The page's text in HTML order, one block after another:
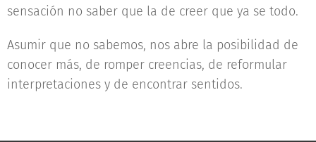
sensación no saber que la de creer que ya se todo.
Asumir que no sabemos, nos abre la posibilidad de
conocer más, de romper creencias, de reformular
interpretaciones y de encontrar sentidos.